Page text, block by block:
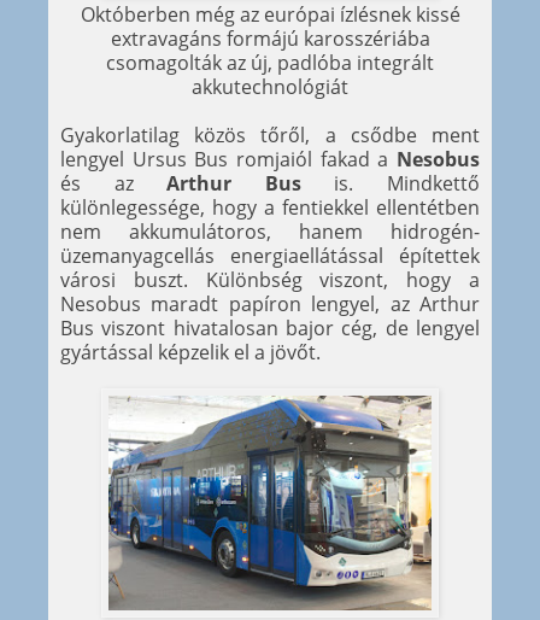
Októberben még az európai ízlésnek kissé
extravagáns formájú karosszériába
csomagolták az új, padlóba integrált
akkutechnológiát
Gyakorlatilag közös tőről, a csődbe ment
lengyel Ursus Bus romjaiól fakad a Nesobus
és azArthur Busis. Mindkettő
különlegessége, hogy a fentiekkel ellentétben
nem akkumulátoros, hanem hidrogén-
üzemanyagcellás energiaellátással építettek
városi buszt. Különbség viszont, hogy a
Nesobus maradt papíron lengyel, az Arthur
Bus viszont hivatalosan bajor cég, de lengyel
gyártással képzelik el a jövőt.